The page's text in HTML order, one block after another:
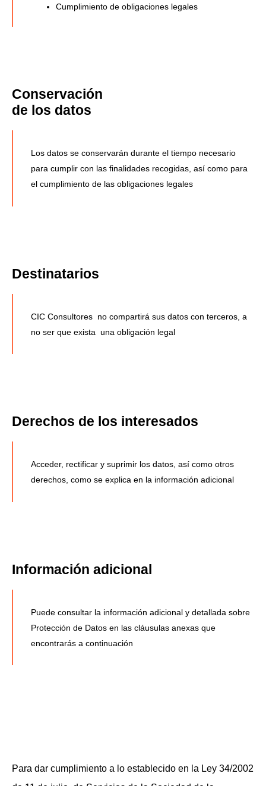
Cumplimiento de obligaciones legales
Conservación
de los datos
Los datos se conservarán durante el tiempo necesario
para cumplir con las finalidades recogidas, así como para
el cumplimiento de las obligaciones legales
Destinatarios
CIC Consultores no compartirá sus datos con terceros, a
no ser que exista una obligación legal
Derechos de los interesados
Acceder, rectificar y suprimir los datos, así como otros
derechos, como se explica en la información adicional
Información adicional
Puede consultar la información adicional y detallada sobre
Protección de Datos en las cláusulas anexas que
encontrarás a continuación
Para dar cumplimiento a lo establecido en la Ley 34/2002